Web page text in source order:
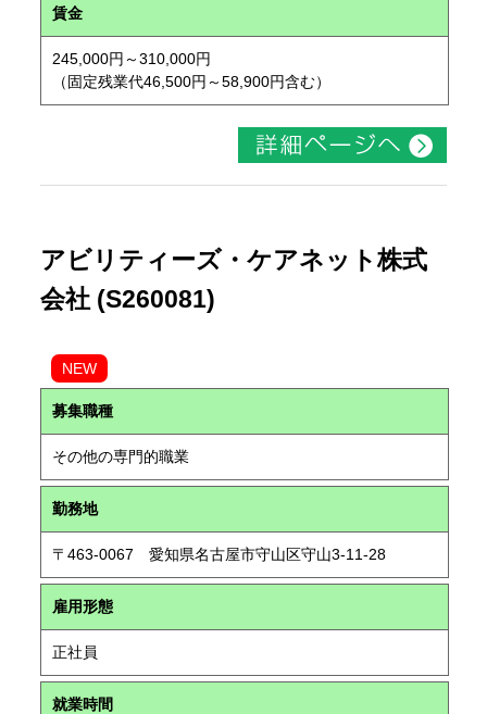
賃金
245,000円～310,000円
（固定残業代46,500円～58,900円含む）
アビリティーズ・ケアネット株式
会社 (S260081)
NEW
募集職種
その他の専門的職業
勤務地
〒463-0067 愛知県名古屋市守山区守山3-11-28
雇用形態
正社員
就業時間